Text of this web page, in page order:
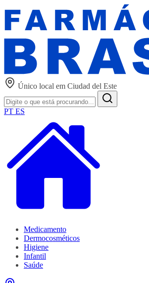
Único local em Ciudad del Este
PT ES
Medicamento
Dermocosméticos
Higiene
Infantil
Saúde